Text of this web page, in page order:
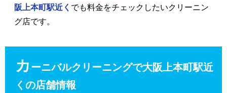
阪上本町駅近く でも料金をチェックしたいクリーニン
グ店です。
カ ーニバルクリーニングで大阪上本町駅近
くの店舗情報